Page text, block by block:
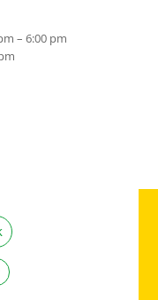
– 6:00 pm